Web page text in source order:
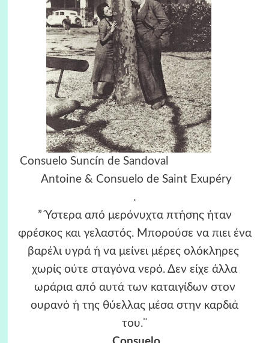
Consuelo Suncín de Sandoval
Antoine & Consuelo de Saint Exupéry
.
” Ύστερα από μερόνυχτα πτήσης ήταν
φρέσκος και γελαστός. Μπορούσε να πιει ένα
βαρέλι υγρά ή να μείνει μέρες ολόκληρες
χωρίς ούτε σταγόνα νερό. Δεν είχε άλλα
ωράρια από αυτά των καταιγίδων στον
ουρανό ή της θύελλας μέσα στην καρδιά
του.¨